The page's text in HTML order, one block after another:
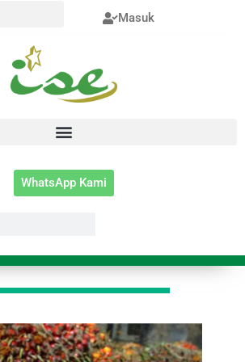
Masuk
WhatsApp Kami